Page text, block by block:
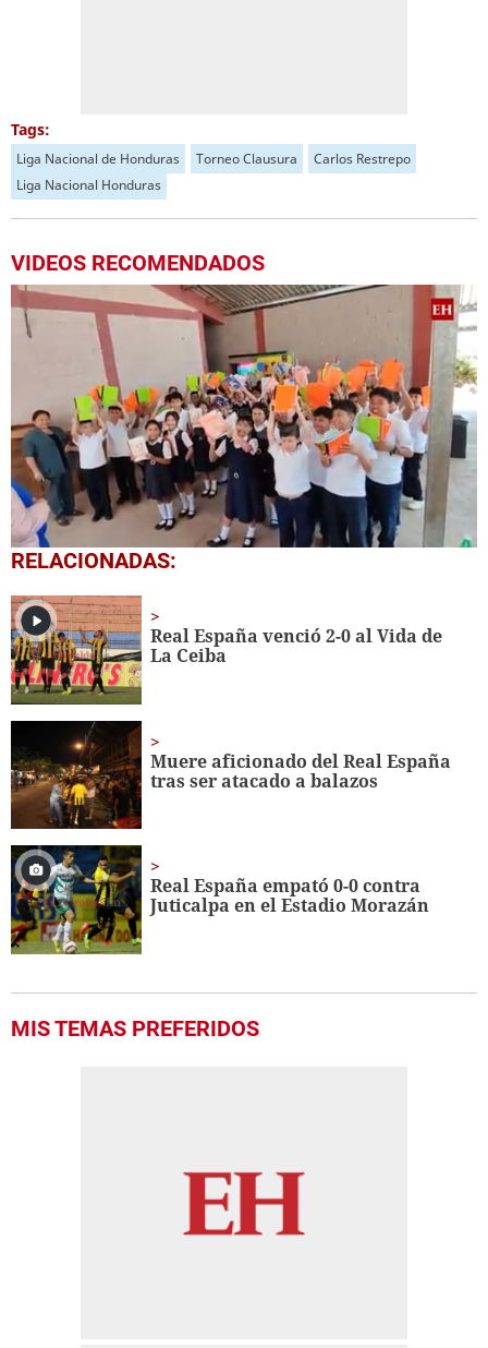
Tags:
Liga Nacional de Honduras Torneo Clausura
Carlos Restrepo
Liga Nacional Honduras
VIDEOS RECOMENDADOS
0
seconds
1
minute,
56
seconds
RELACIONADAS:
Real España venció 2-0 al Vida de
La Ceiba
Muere aficionado del Real España
tras ser atacado a balazos
Real España empató 0-0 contra
Juticalpa en el Estadio Morazán
MIS TEMAS PREFERIDOS